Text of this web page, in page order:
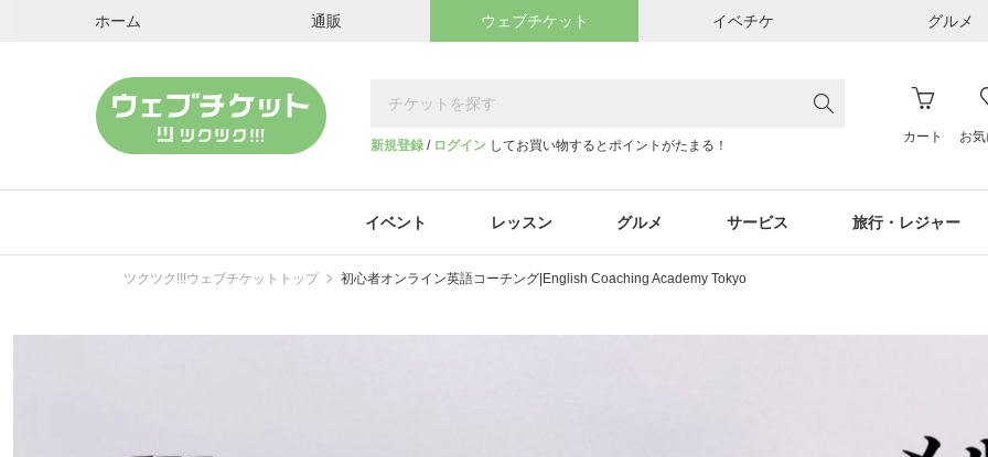
ホーム 通販 ウェブチケット イベチケ グルメ
新規登録 / ログイン してお買い物するとポイントがたまる！
カート お気
イベント レッスン グルメ サービス 旅行・レジャー
ツクツク!!!ウェブチケットトップ 初心者オンライン英語コーチング|English Coaching Academy Tokyo